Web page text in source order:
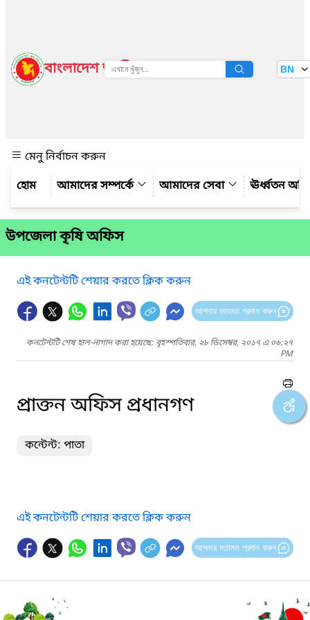
বাংলাদেশ জাতীয় তথ্য বাতায়ন BN
মেনু নির্বাচন করুন
আমাদের সম্পর্কে
আমাদের সেবা ঊর্ধ্বতন
উপজেলা কৃষি অফিস
এই কনটেন্টটি শেয়ার করতে ক্লিক করুন
আপনার মতামত প্রদান করুন
কনটেন্টটি শেষ হাল-নাগাদ করা হয়েছে: বৃহস্পতিবার, ২৮ ডিসেম্বর, ২০১৭ এ ০৬:২৭
PM
প্রাক্তন অফিস প্রধানগণ
কন্টেন্ট: পাতা
এই কনটেন্টটি শেয়ার করতে ক্লিক করুন
আপনার মতামত প্রদান করুন